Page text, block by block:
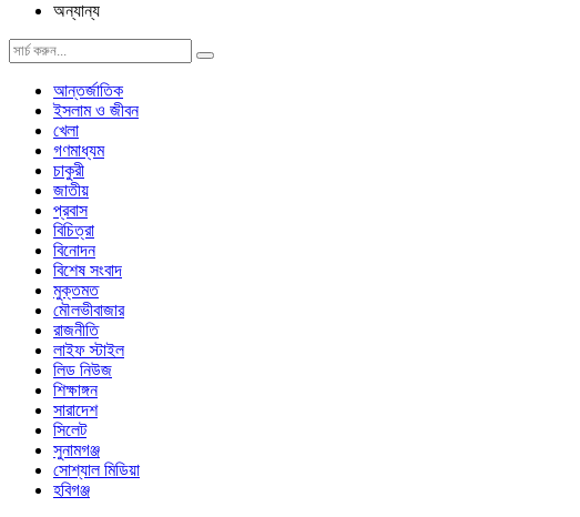
অন্যান্য
আন্তর্জাতিক
ইসলাম ও জীবন
খেলা
গণমাধ্যম
চাকুরী
জাতীয়
প্রবাস
বিচিত্রা
বিনোদন
বিশেষ সংবাদ
মুক্তমত
মৌলভীবাজার
রাজনীতি
লাইফ স্টাইল
লিড নিউজ
শিক্ষাঙ্গন
সারাদেশ
সিলেট
সুনামগঞ্জ
সোশ্যাল মিডিয়া
হবিগঞ্জ